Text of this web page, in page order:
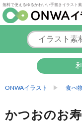
無料で使えるゆるかわいい手書きイラスト素
ONWAイラスト 食べ
かつおのお